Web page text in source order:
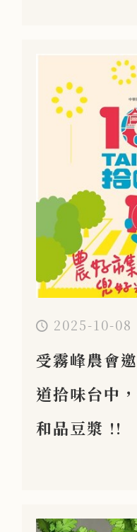
2025-10-08
受霧峰農會
道拾味台中
和品豆漿 !!